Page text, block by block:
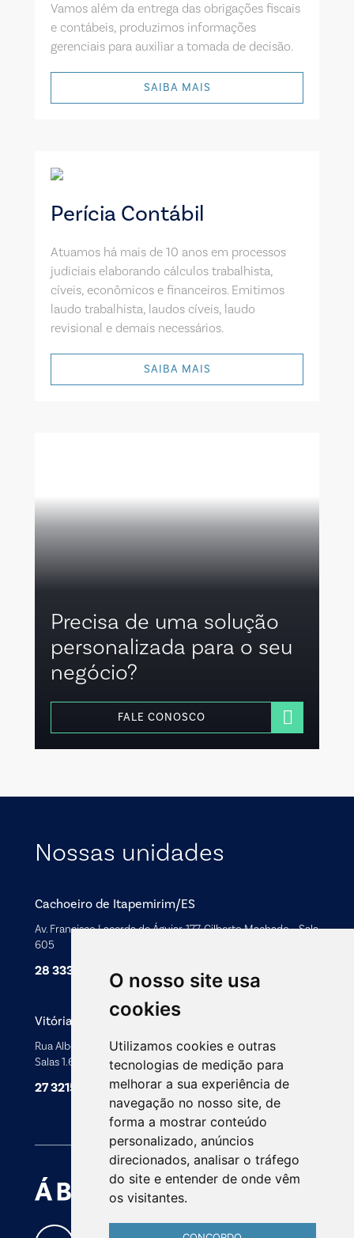
O nosso site usa
cookies
Utilizamos cookies e outras
tecnologias de medição para
melhorar a sua experiência de
navegação no nosso site, de
forma a mostrar conteúdo
personalizado, anúncios
direcionados, analisar o tráfego
do site e entender de onde vêm
os visitantes.
Vamos além da entrega das obrigações fiscais
e contábeis, produzimos informações
gerenciais para auxiliar a tomada de decisão.
SAIBA MAIS
Perícia Contábil
Atuamos há mais de 10 anos em processos
judiciais elaborando cálculos trabalhista,
cíveis, econômicos e financeiros. Emitimos
laudo trabalhista, laudos cíveis, laudo
revisional e demais necessários.
SAIBA MAIS
Precisa de uma solução
personalizada para o seu
negócio?
FALE CONOSCO
Nossas unidades
Cachoeiro de Itapemirim/ES
Av. Francisco Lacerda de Águiar, 177, Gilberto Machado - Sala
605
28 3333 3115
Vitória/ES
Rua Alberto de Oliveira Santos, 42, Centro - Edifício AMES,
Salas 1.616 à 1.620
27 3215 5140